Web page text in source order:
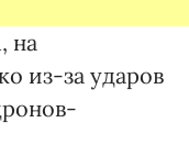
на
из-за ударов